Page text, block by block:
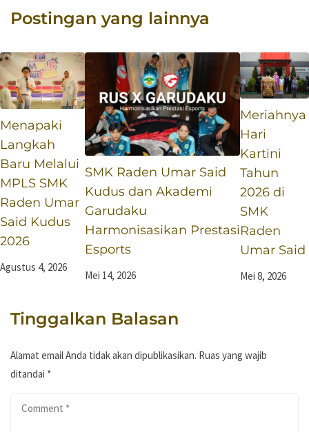
Raden Umar Said
Kudus
Industri Kreatif ke
Postingan yang lainnya
Menapaki
Langkah
Baru Melalui
MPLS SMK
Raden Umar
Said Kudus
2026
Agustus 4, 2026
SMK Raden Umar Said
Kudus dan Akademi
Garudaku
Harmonisasikan Prestasi
Esports
Mei 14, 2026
Meriahnya
Hari
Kartini
Tahun
2026 di
SMK
Raden
Umar Said
Mei 8, 2026
Tinggalkan Balasan
Alamat email Anda tidak akan dipublikasikan. Ruas yang wajib
ditandai *